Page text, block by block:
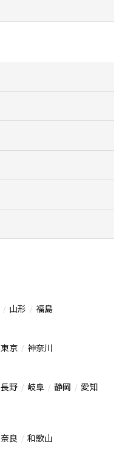
山形 福島
東京 神奈川
長野 岐阜 静岡 愛知
奈良 和歌山